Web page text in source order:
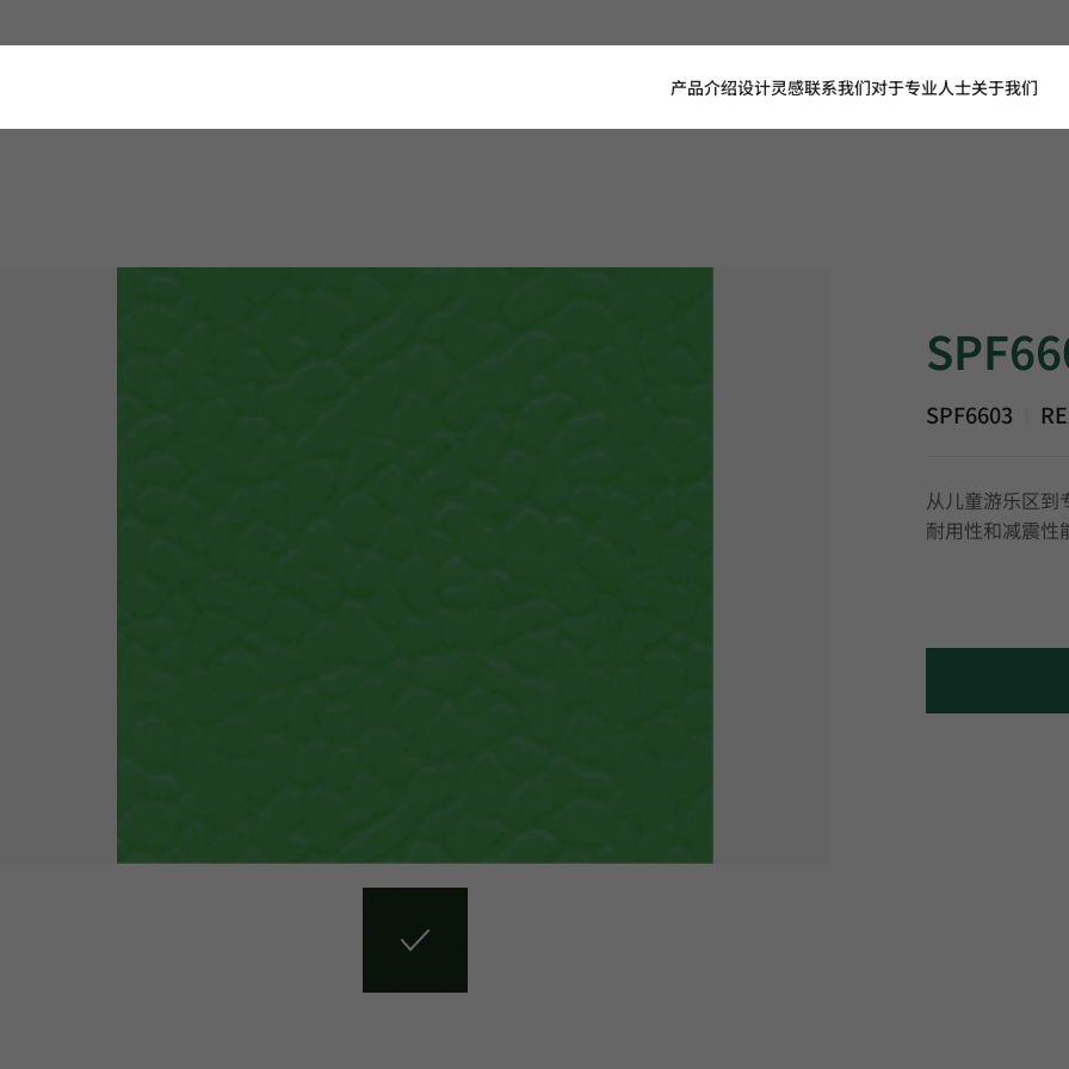
产品介绍设计灵感联系我们对于专业人士关于我们
SPF6603
从儿童游乐区到
耐用性和减震性